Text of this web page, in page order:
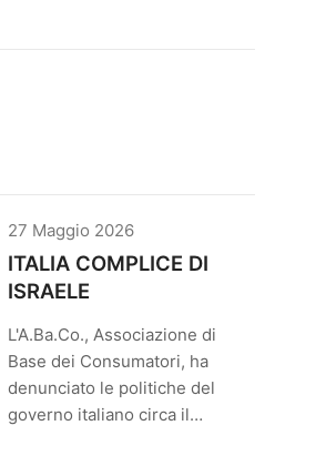
27 Maggio 2026
ITALIA COMPLICE DI
ISRAELE
L'A.Ba.Co., Associazione di
Base dei Consumatori, ha
denunciato le politiche del
governo italiano circa il…